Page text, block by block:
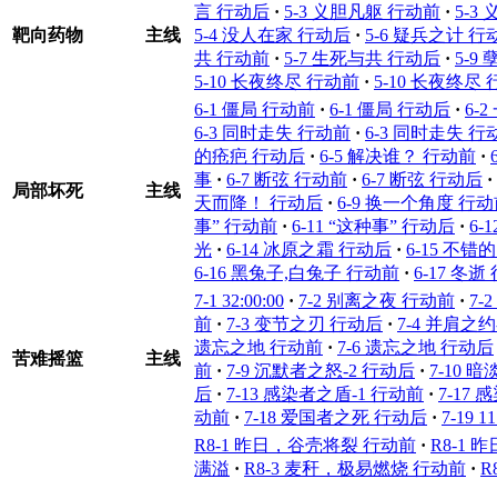
靶向药物 主线
言 行动后 · 5-3 义胆凡躯 行动前 · 5-3
5-4 没人在家 行动后 · 5-6 疑兵之计 行
共 行动前 · 5-7 生死与共 行动后 · 5-9
5-10 长夜终尽 行动前 · 5-10 长夜终尽
局部坏死 主线
6-1 僵局 行动前 · 6-1 僵局 行动后 · 6-2
6-3 同时走失 行动前 · 6-3 同时走失 行
的疮疤 行动后 · 6-5 解决谁？ 行动前 ·
事 · 6-7 断弦 行动前 · 6-7 断弦 行动后 ·
天而降！ 行动后 · 6-9 换一个角度 行
事” 行动前 · 6-11 “这种事” 行动后 · 6-
光 · 6-14 冰原之霜 行动后 · 6-15 不错
6-16 黑兔子,白兔子 行动前 · 6-17 冬逝
苦难摇篮 主线
7-1 32:00:00 · 7-2 别离之夜 行动前 · 7-
前 · 7-3 变节之刃 行动后 · 7-4 并肩之
遗忘之地 行动前 · 7-6 遗忘之地 行动后
前 · 7-9 沉默者之怒-2 行动后 · 7-10 暗
后 · 7-13 感染者之盾-1 行动前 · 7-17
动前 · 7-18 爱国者之死 行动后 · 7-19
R8-1 昨日，谷壳将裂 行动前 · R8-1 昨
满溢 · R8-3 麦秆，极易燃烧 行动前 ·